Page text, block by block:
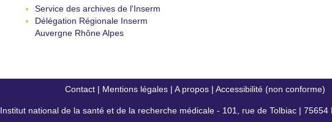
Service des archives de l'Inserm
Délégation Régionale Inserm
Auvergne Rhône Alpes
Contact| Mentions légales| A propos| Accessibilité (non conforme)
Institut national de la santé et de la recherche médicale - 101, rue de Tolbiac | 75654